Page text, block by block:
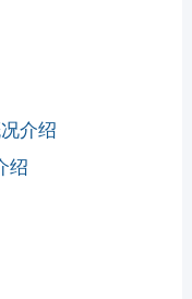
介绍
绍